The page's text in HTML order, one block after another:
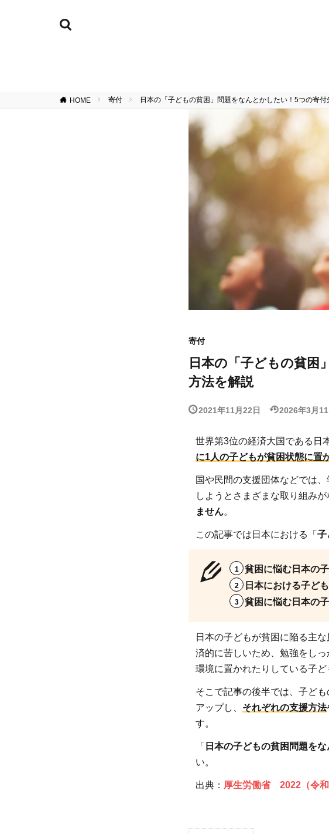
HOME 寄付 日本の「子どもの貧困」問題をなんとかしたい！5つの寄
寄付
日本の「子どもの貧困
方法を解説
2021年11月22日 2026年3月11
世界第3位の経済大国である日
に1人の子どもが貧困状態に置
国や民間の支援団体などでは
しようとさまざまな取り組みが
ません。
この記事では日本における「 子
貧困に悩む日本の
日本における子ど
貧困に悩む日本の
日本の子どもが貧困に陥る主な
済的に苦しいため、勉強をし
環境に置かれたりしている子ど
そこで記事の後半では、子ど
アップし、 それぞれの支援方法
す。
「 日本の子どもの貧困問題を
い。
出典： 厚生労働省 2022（令